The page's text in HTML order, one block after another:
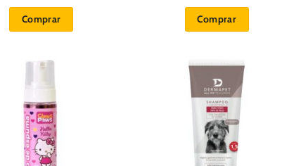
Comprar Comprar